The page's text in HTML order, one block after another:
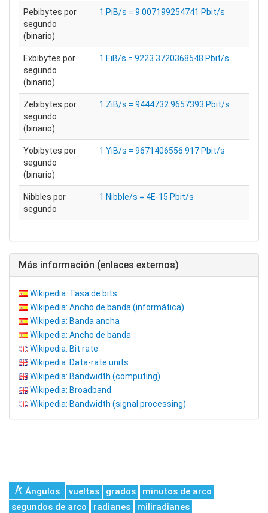
Pebibytes por
segundo
(binario)
1 PiB/s = 9.007199254741 Pbit/s
Exbibytes por
segundo
(binario)
1 EiB/s = 9223.3720368548 Pbit/s
Zebibytes por
segundo
(binario)
1 ZiB/s = 9444732.9657393 Pbit/s
Yobibytes por
segundo
(binario)
1 YiB/s = 9671406556.917 Pbit/s
Nibbles por
segundo
1 Nibble/s = 4E-15 Pbit/s
Más información (enlaces externos)
Wikipedia: Tasa de bits
Wikipedia: Ancho de banda (informática)
Wikipedia: Banda ancha
Wikipedia: Ancho de banda
Wikipedia: Bit rate
Wikipedia: Data-rate units
Wikipedia: Bandwidth (computing)
Wikipedia: Broadband
Wikipedia: Bandwidth (signal processing)
Ángulos vueltas grados
minutos de arco
segundos de arco
radianes
miliradianes